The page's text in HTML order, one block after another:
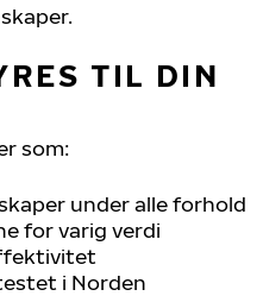
TIL DIN
som:
under alle forhold
for varig verdi
i Norden